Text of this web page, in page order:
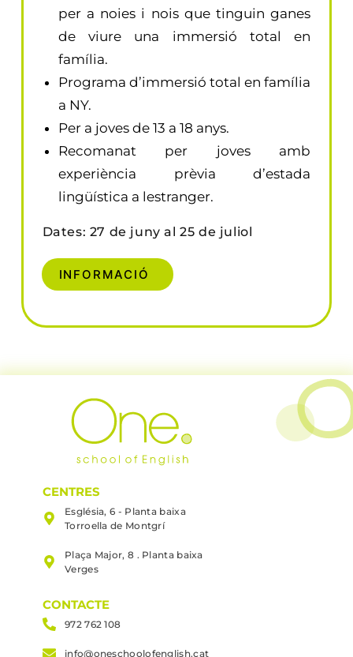
per a noies i nois que tinguin ganes
de viure una immersió total en
família.
Programa d’immersió total en família
a NY.
Per a joves de 13 a 18 anys.
Recomanat per joves amb
experiència prèvia d’estada
lingüística a lestranger.
Dates: 27 de juny al 25 de juliol
INFORMACIÓ
CENTRES
Església, 6 - Planta baixa
Torroella de Montgrí
Plaça Major, 8 . Planta baixa
Verges
CONTACTE
972 762 108
info@oneschoolofenglish.cat